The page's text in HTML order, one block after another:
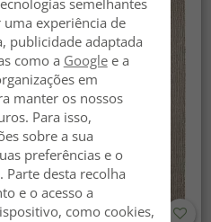
experiência de
publicidade adaptada
como a Googlee a
em
manter os nossos
Para isso,
sobre a sua
preferências e o
desta recolha
e o acesso a
como cookies,